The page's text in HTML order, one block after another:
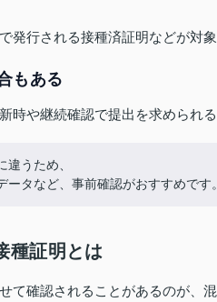
発行される接種済証明などが対
もある
時や継続確認で提出を求められ
うため、
ータなど、事前確認がおすすめです。
種証明とは
て確認されることがあるのが、混